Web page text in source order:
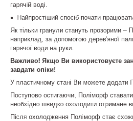
гарячій воді.
Найпростіший спосіб почати
Як тільки гранули стануть прозорими –
наприклад, за допомогою дерев'яної
гарячої води на руки.
Важливо! Якщо Ви використовуєте
завдати опіки!
У пластичному стані Ви можете додати
Поступово остигаючи,
Поліморф
необхідно швидко охолодити отримане
Після охолодження Поліморф стає